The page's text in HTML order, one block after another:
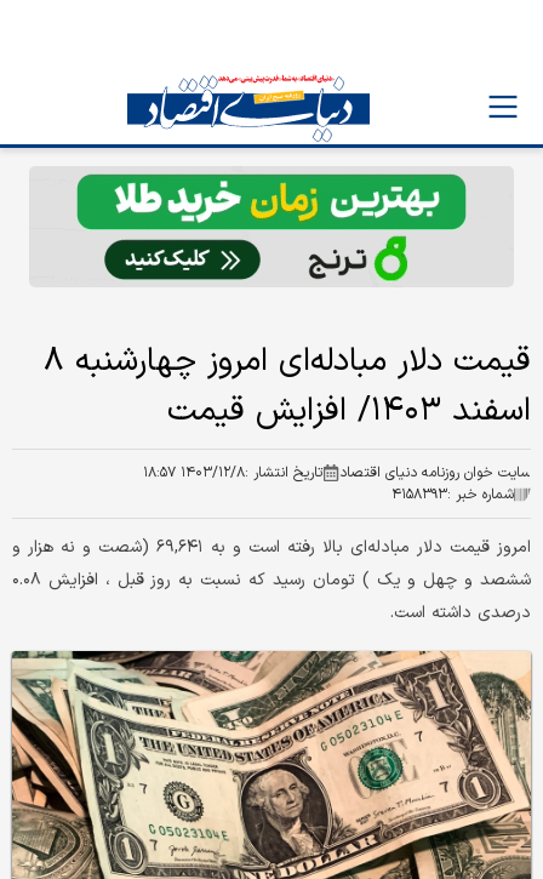
قیمت دلار مبادله‌ای امروز چهارشنبه ۸
اسفند ۱۴۰۳/ افزایش قیمت
سایت خوان روزنامه دنیای اقتصاد تاریخ انتشار :۱۴۰۳/۱۲/۸ ۱۸:۵۷
شماره خبر :۴۱۵۸۳۹۳
امروز قیمت دلار مبادله‌ای بالا رفته است و به ۶۹,۶۴۱ (شصت و نه هزار و
ششصد و چهل و یک ) تومان رسید که نسبت به روز قبل ، افزایش ۰.۰۸
درصدی داشته است.